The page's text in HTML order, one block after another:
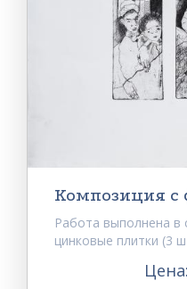
Композиция с
Работа выполнена в
цинковые плитки (3
Цена: